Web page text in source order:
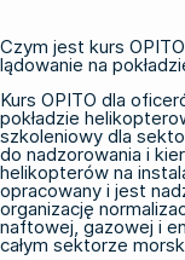
Czym jest kurs
lądowanie na
Kurs OPITO dla
pokładzie
szkoleniowy dla
do nadzorowania i
helikopterów na
opracowany i jest
organizację
naftowej, gazowej i
całym sektorze